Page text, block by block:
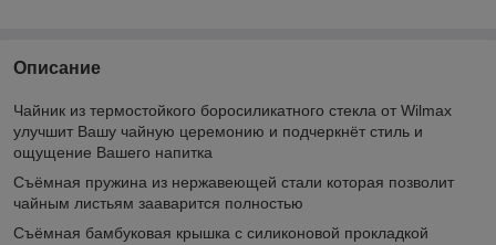
Описание
Чайник из термостойкого боросиликатного стекла от Wilmax
улучшит Вашу чайную церемонию и подчеркнёт стиль и
ощущение Вашего напитка
Съёмная пружина из нержавеющей стали которая позволит
чайным листьям зааварится полностью
Съёмная бамбуковая крышка с силиконовой прокладкой